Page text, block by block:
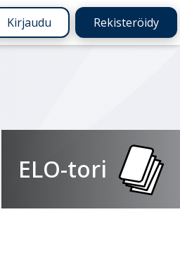
Kirjaudu Rekisteröidy
ELO-tori